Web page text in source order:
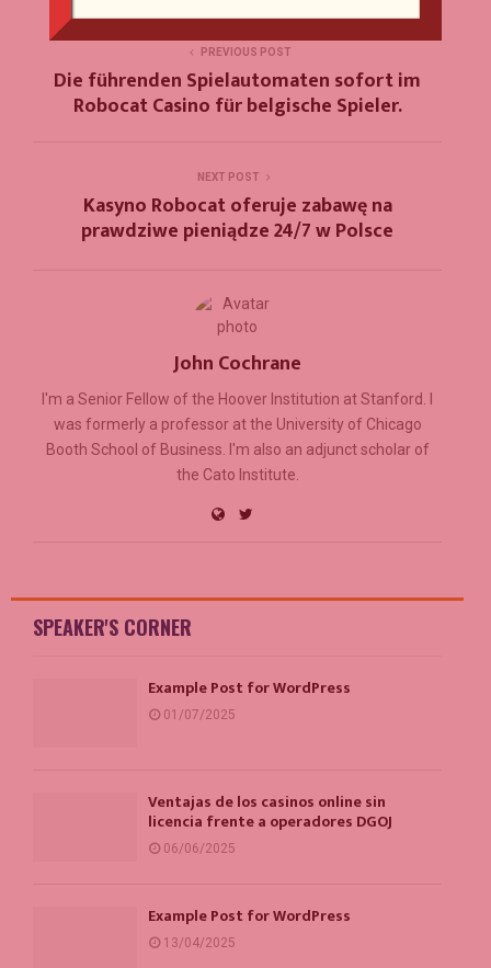
PREVIOUS POST
Die führenden Spielautomaten sofort im
Robocat Casino für belgische Spieler.
NEXT POST
Kasyno Robocat oferuje zabawę na
prawdziwe pieniądze 24/7 w Polsce
John Cochrane
I'm a Senior Fellow of the Hoover Institution at Stanford. I
was formerly a professor at the University of Chicago
Booth School of Business. I'm also an adjunct scholar of
the Cato Institute.
SPEAKER'S CORNER
Example Post for WordPress
01/07/2025
Ventajas de los casinos online sin
licencia frente a operadores DGOJ
06/06/2025
Example Post for WordPress
13/04/2025